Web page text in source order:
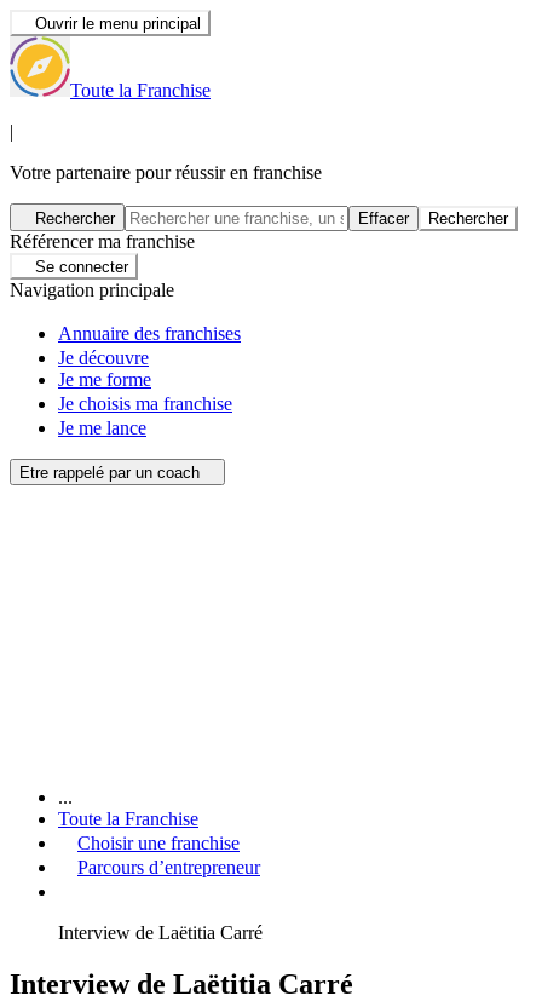
Ouvrir le menu principal
Toute la Franchise
|
Votre partenaire pour réussir en franchise
Rechercher Effacer Rechercher
Référencer ma franchise
Se connecter
Navigation principale
Annuaire des franchises
Je découvre
Je me forme
Je choisis ma franchise
Je me lance
Etre rappelé par un coach
...
Toute la Franchise
Choisir une franchise
Parcours d’entrepreneur
Interview de Laëtitia Carré
Interview de Laëtitia Carré